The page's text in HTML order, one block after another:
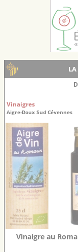
Vinaigres
Aigre-Doux Sud Cévennes
Vinaigre au